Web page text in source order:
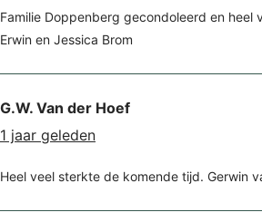
Familie Doppenberg gecondoleerd en heel
Erwin en Jessica Brom
G.W. Van der Hoef
1 jaar geleden
Heel veel sterkte de komende tijd. Gerwin